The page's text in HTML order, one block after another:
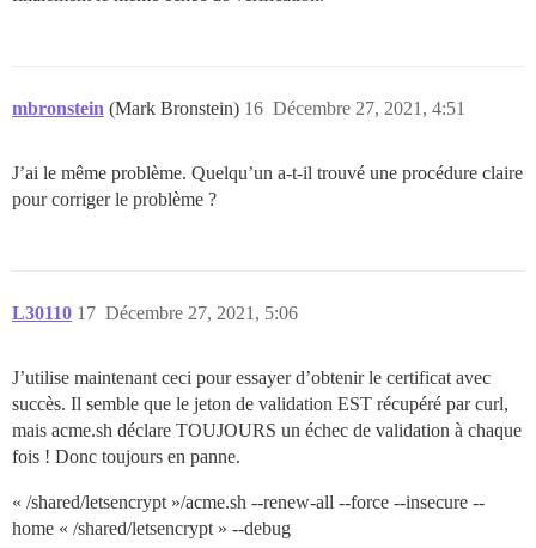
mbronstein (Mark Bronstein) Décembre 27, 2021, 4:51
16
J’ai le même problème. Quelqu’un a-t-il trouvé une procédure claire
pour corriger le problème ?
L30110 Décembre 27, 2021, 5:06
17
J’utilise maintenant ceci pour essayer d’obtenir le certificat avec
succès. Il semble que le jeton de validation EST récupéré par curl,
mais acme.sh déclare TOUJOURS un échec de validation à chaque
fois ! Donc toujours en panne.
« /shared/letsencrypt »/acme.sh --renew-all --force --insecure --
home « /shared/letsencrypt » --debug